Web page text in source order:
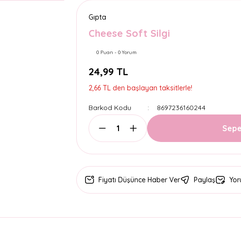
Gıpta
Cheese Soft Silgi
0 Puan - 0 Yorum
24,99 TL
2,66 TL den başlayan taksitlerle!
Barkod Kodu 8697236160244
Fiyatı Düşünce Haber Ver Paylaş